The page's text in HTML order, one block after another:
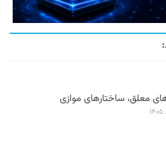
معلق، ساختارهای موازی